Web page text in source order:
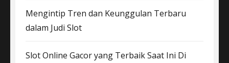
Mengintip Tren dan Keunggulan Terbaru
dalam Judi Slot
Slot Online Gacor yang Terbaik Saat Ini Di